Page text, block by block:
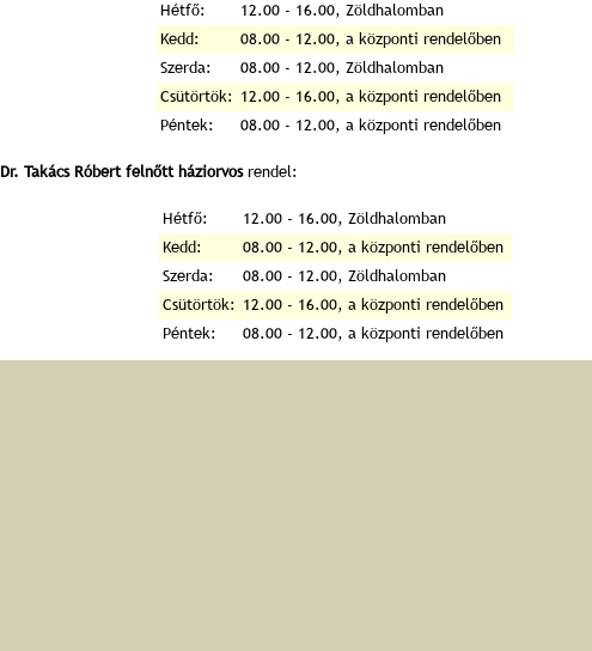
Hétfő:
12.00 - 16.00, Zöldhalomban
Kedd:
08.00 - 12.00, a központi rendelőben
Szerda:
08.00 - 12.00, Zöldhalomban
Csütörtök: 12.00 - 16.00, a központi rendelőben
Péntek:
08.00 - 12.00, a központi rendelőben
Dr. Takács Róbert felnőtt háziorvosrendel:
Hétfő:
12.00 - 16.00, Zöldhalomban
Kedd:
08.00 - 12.00, a központi rendelőben
Szerda:
08.00 - 12.00, Zöldhalomban
Csütörtök: 12.00 - 16.00, a központi rendelőben
Péntek:
08.00 - 12.00, a központi rendelőben